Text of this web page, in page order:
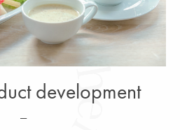
development
—